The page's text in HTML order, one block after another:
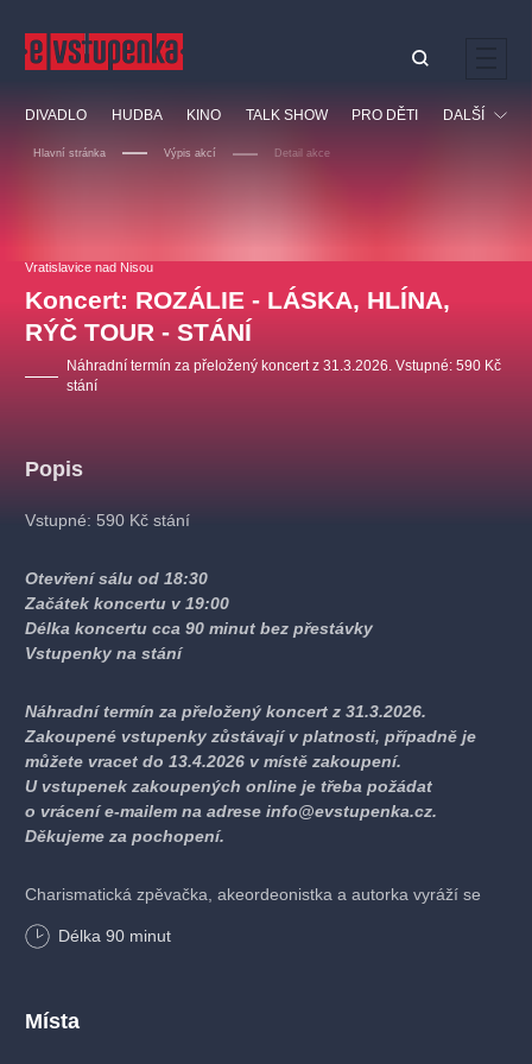
DIVADLO HUDBA KINO TALK SHOW PRO DĚTI DALŠÍ
Prohlídky
Vzdělávací
Hlavní stránka Výpis akcí Detail akce
Vratislavice nad Nisou
Koncert: ROZÁLIE - LÁSKA, HLÍNA,
RÝČ TOUR - STÁNÍ
Náhradní termín za přeložený koncert z 31.3.2026. Vstupné: 590 Kč
stání
Popis
Vstupné: 590 Kč stání
Otevření sálu od 18:30
Začátek koncertu v 19:00
Délka koncertu cca 90 minut bez přestávky
Vstupenky na stání
Náhradní termín za přeložený koncert z 31.3.2026.
Zakoupené vstupenky zůstávají v platnosti, případně je
můžete vracet do 13.4.2026 v místě zakoupení.
U vstupenek zakoupených online je třeba požádat
o vrácení e-mailem na adrese info@evstupenka.cz.
Děkujeme za pochopení.
Charismatická zpěvačka, akeordeonistka a autorka vyráží se
album Láska hlína rýč a mnohé další čistě autorské písně. Ani
a uhrančivým půvabem a divákům tak přibližuje, co za vznikem
Délka 90 minut
Místa
Nejnavštěvovanější
doporučujeme dfxs